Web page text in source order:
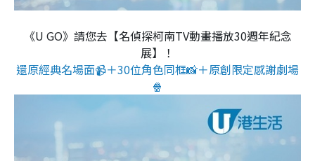
《U GO》請您去【名偵探柯南TV動畫播放30週年紀念
展】！
還原經典名場面📹＋30位角色同框📸＋原創限定感謝劇場
🍿